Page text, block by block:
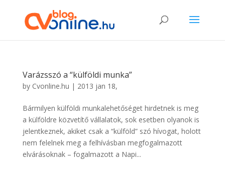
Varázsszó a “külföldi munka”
by Cvonline.hu | 2013 jan 18,
Bármilyen külföldi munkalehetőséget hirdetnek is meg
a külföldre közvetítő vállalatok, sok esetben olyanok is
jelentkeznek, akiket csak a “külföld” szó hívogat, holott
nem felelnek meg a felhívásban megfogalmazott
elvárásoknak – fogalmazott a Napi...